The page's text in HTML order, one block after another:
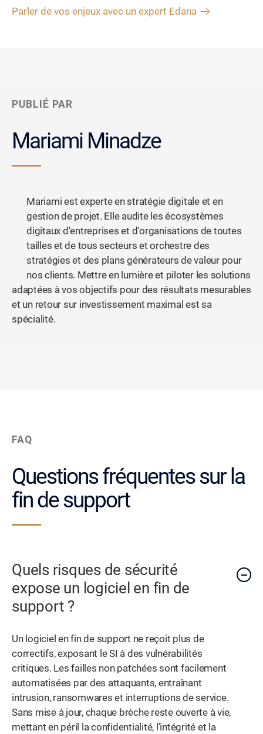
Parler de vos enjeux avec un expert Edana
PUBLIÉ PAR
Mariami Minadze
Mariami est experte en stratégie digitale et en
gestion de projet. Elle audite les écosystèmes
digitaux d'entreprises et d'organisations de toutes
tailles et de tous secteurs et orchestre des
stratégies et des plans générateurs de valeur pour
nos clients. Mettre en lumière et piloter les solutions
adaptées à vos objectifs pour des résultats mesurables
et un retour sur investissement maximal est sa
spécialité.
FAQ
Questions fréquentes sur la
fin de support
Quels risques de sécurité
expose un logiciel en fin de
support ?
Un logiciel en fin de support ne reçoit plus de
correctifs, exposant le SI à des vulnérabilités
critiques. Les failles non patchées sont facilement
automatisées par des attaquants, entraînant
intrusion, ransomwares et interruptions de service.
Sans mise à jour, chaque brèche reste ouverte à vie,
mettant en péril la confidentialité, l’intégrité et la